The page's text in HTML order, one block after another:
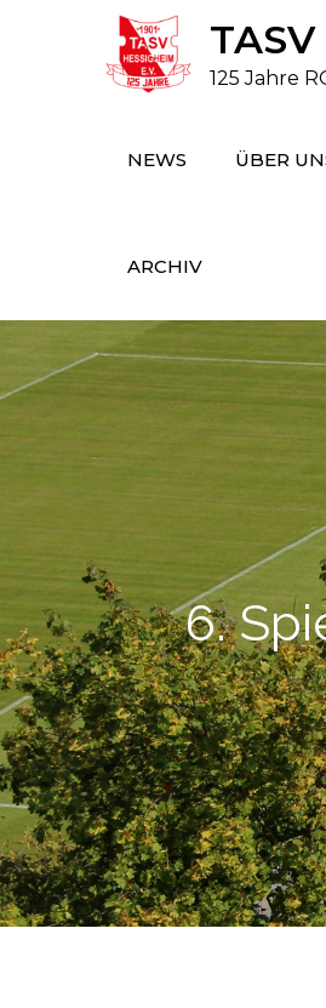
125 Jahre
NEWS ÜBER
ARCHIV
6.